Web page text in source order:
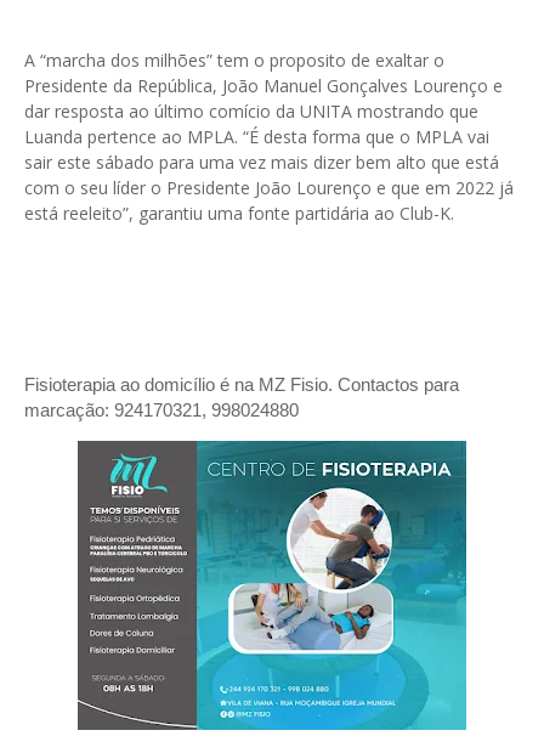
A “marcha dos milhões” tem o proposito de exaltar o
Presidente da República, João Manuel Gonçalves Lourenço e
dar resposta ao último comício da UNITA mostrando que
Luanda pertence ao MPLA. “É desta forma que o MPLA vai
sair este sábado para uma vez mais dizer bem alto que está
com o seu líder o Presidente João Lourenço e que em 2022 já
está reeleito”, garantiu uma fonte partidária ao Club-K.
Fisioterapia ao domicílio é na MZ Fisio. Contactos para
marcação: 924170321, 998024880